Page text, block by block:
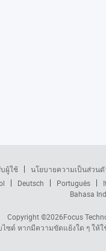
ผู้ใช้ นโยบายความเป็นส่วนตั
Deutsch Português
Bahasa
Copyright ©2026Focus
ต์ หากมีความขัดแย้งใด ๆ ใ